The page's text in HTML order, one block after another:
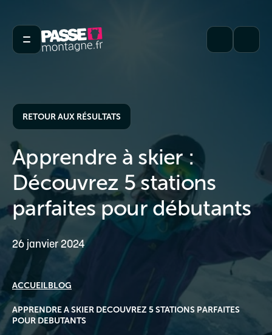
RETOUR AUX RÉSULTATS
Apprendre à skier :
Découvrez 5 stations
parfaites pour débutants
26 janvier 2024
ACCUEILBLOG
APPRENDRE A SKIER DECOUVREZ 5 STATIONS PARFAITES
POUR DEBUTANTS